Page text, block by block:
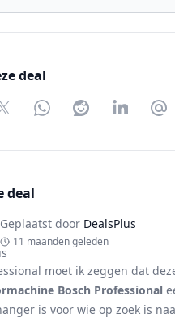
deal
TwitterWhatsAppRedditLinkedIn
deal
Geplaatst door DealsPlus
11 maanden geleden
moet ik zeggen dat
Bosch Professional
is voor wie op zoek is